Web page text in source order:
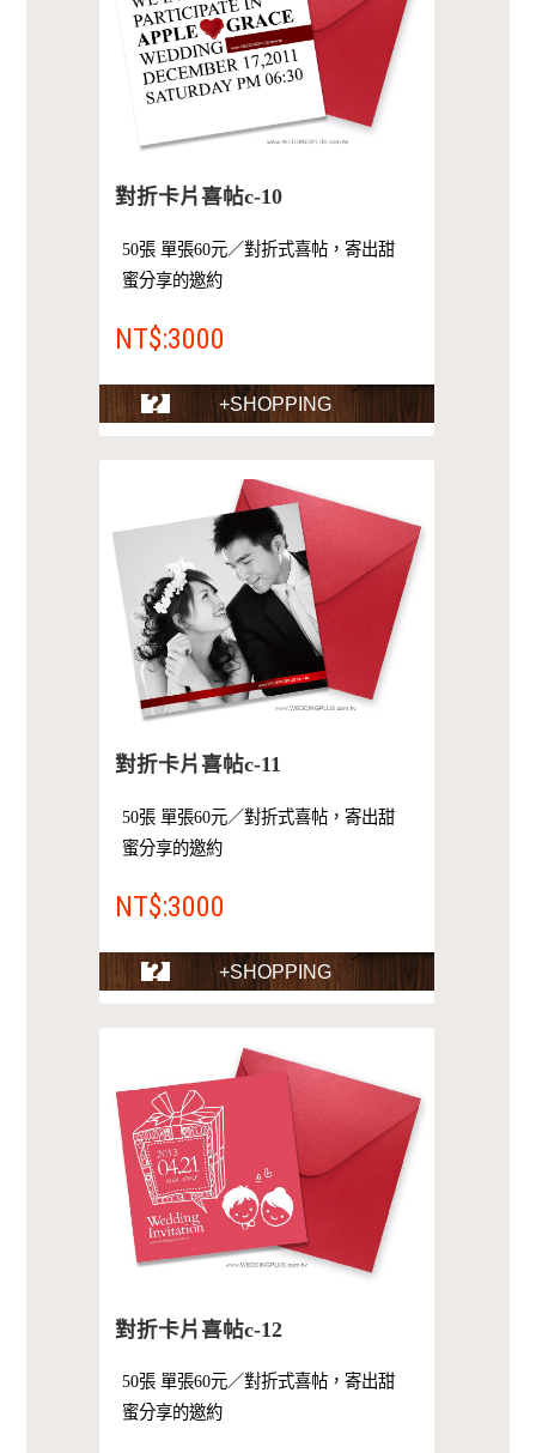
對折卡片喜帖c-10
50張 單張60元／對折式喜帖，寄出甜
蜜分享的邀約
NT$:3000
+SHOPPING
對折卡片喜帖c-11
50張 單張60元／對折式喜帖，寄出甜
蜜分享的邀約
NT$:3000
+SHOPPING
對折卡片喜帖c-12
50張 單張60元／對折式喜帖，寄出甜
蜜分享的邀約